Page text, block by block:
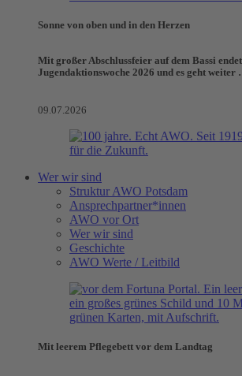
Sonne von oben und in den Herzen
Mit großer Abschlussfeier auf dem Bassi
Jugendaktionswoche 2026 und es geht weiter
09.07.2026
Wer wir sind
Struktur AWO Potsdam
Ansprechpartner*innen
AWO vor Ort
Wer wir sind
Geschichte
AWO Werte / Leitbild
Mit leerem Pflegebett vor dem Landtag